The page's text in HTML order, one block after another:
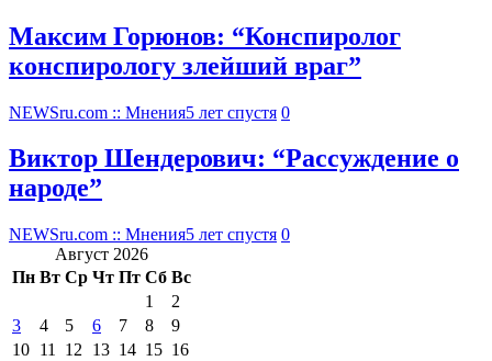
Максим Горюнов: “Конспиролог
конспирологу злейший враг”
NEWSru.com :: Мнения5 лет спустя 0
Виктор Шендерович: “Рассуждение о
народе”
NEWSru.com :: Мнения5 лет спустя 0
Август 2026
Пн Вт Ср Чт Пт Сб Вс
1
2
3
4 5 6 7 8
9
10 11 12 13 14 15 16